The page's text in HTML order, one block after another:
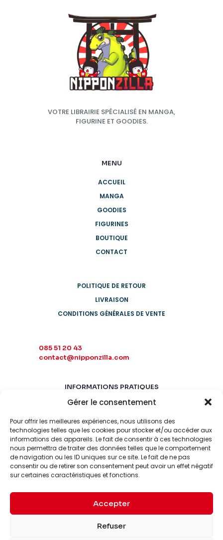
Gérer le consentement
Pour offrir les meilleures expériences, nous utilisons des
technologies telles que les cookies pour stocker et/ou accéder aux
informations des appareils. Le fait de consentir à ces technologies
nous permettra de traiter des données telles que le comportement
de navigation ou les ID uniques sur ce site. Le fait de ne pas
consentir ou de retirer son consentement peut avoir un effet négatif
sur certaines caractéristiques et fonctions.
Accepter
Refuser
VOTRE LIBRAIRIE SPÉCIALISÉ EN MANGA,
FIGURINE ET GOODIES.
MENU
ACCUEIL
MANGA
GOODIES
FIGURINES
BOUTIQUE
CONTACT
POLITIQUE DE RETOUR
LIVRAISON
CONDITIONS GÉNÉRALES DE VENTE
085 51 20 43
contact@nipponzilla.com
INFORMATIONS PRATIQUES
MARDI-SAMEDI
LUNDI-DIMANCHE
FERMÉ
© 2026 Nipponzilla. Tous
Mentions